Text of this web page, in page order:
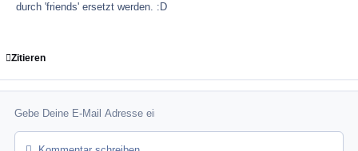
durch 'friends' ersetzt werden. :D
Zitieren